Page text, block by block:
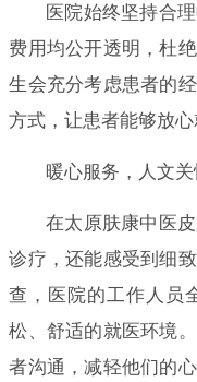
医院始终坚持合
费用均公开透明，杜
生会充分考虑患者的
方式，让患者能够放心
暖心服务，人文
在太原肤康中医
诊疗，还能感受到细
查，医院的工作人员
松、舒适的就医环境
者沟通，减轻他们的